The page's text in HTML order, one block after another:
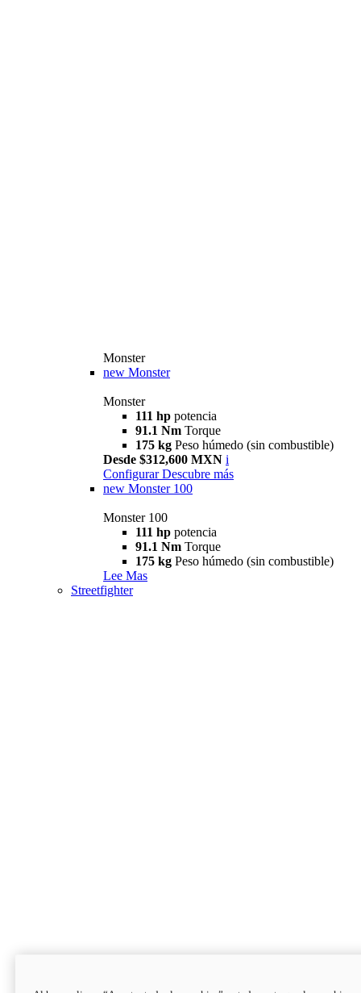
Monster
new Monster
Monster
111 hp potencia
91.1 Nm Torque
175 kg Peso húmedo (sin combustible)
Desde $312,600 MXN i
Configurar Descubre más
new Monster 100
Monster 100
111 hp potencia
91.1 Nm Torque
175 kg Peso húmedo (sin combustible)
Lee Mas
Streetfighter